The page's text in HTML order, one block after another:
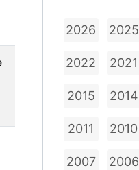
2026 2025
2022 2021
2015 2014
2011 2010
2007 2006